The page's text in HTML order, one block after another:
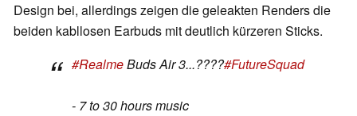
Design bei, allerdings zeigen die geleakten Renders die
beiden kabllosen Earbuds mit deutlich kürzeren Sticks.
#RealmeBuds Air 3...????#FutureSquad
- 7 to 30 hours music